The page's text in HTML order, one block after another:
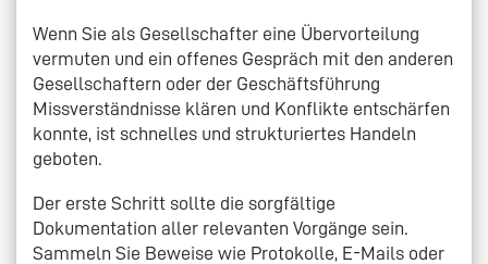
Wenn Sie als Gesellschafter eine Übervorteilung
vermuten und ein offenes Gespräch mit den anderen
Gesellschaftern oder der Geschäftsführung
Missverständnisse klären und Konflikte entschärfen
konnte, ist schnelles und strukturiertes Handeln
geboten.
Der erste Schritt sollte die sorgfältige
Dokumentation aller relevanten Vorgänge sein.
Sammeln Sie Beweise wie Protokolle, E-Mails oder